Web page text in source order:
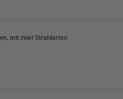
mit zwei Strahlarten